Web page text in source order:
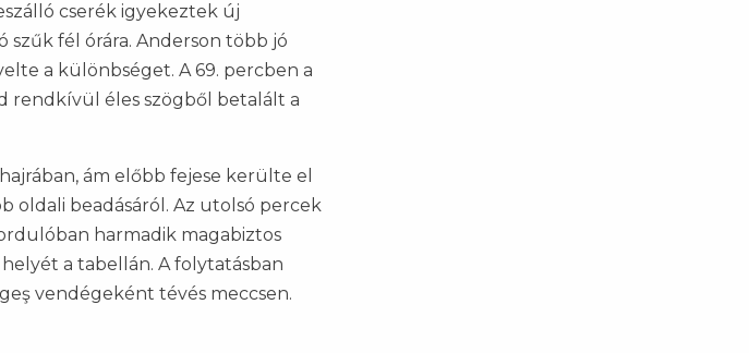
cserék igyekeztek új
szűk fél órára. Anderson több jó
a különbséget. A 69. percben a
rendkívül éles szögből betalált a
ám előbb fejese kerülte el
oldali beadásáról. Az utolsó percek
harmadik magabiztos
a tabellán. A folytatásban
vendégeként tévés meccsen.